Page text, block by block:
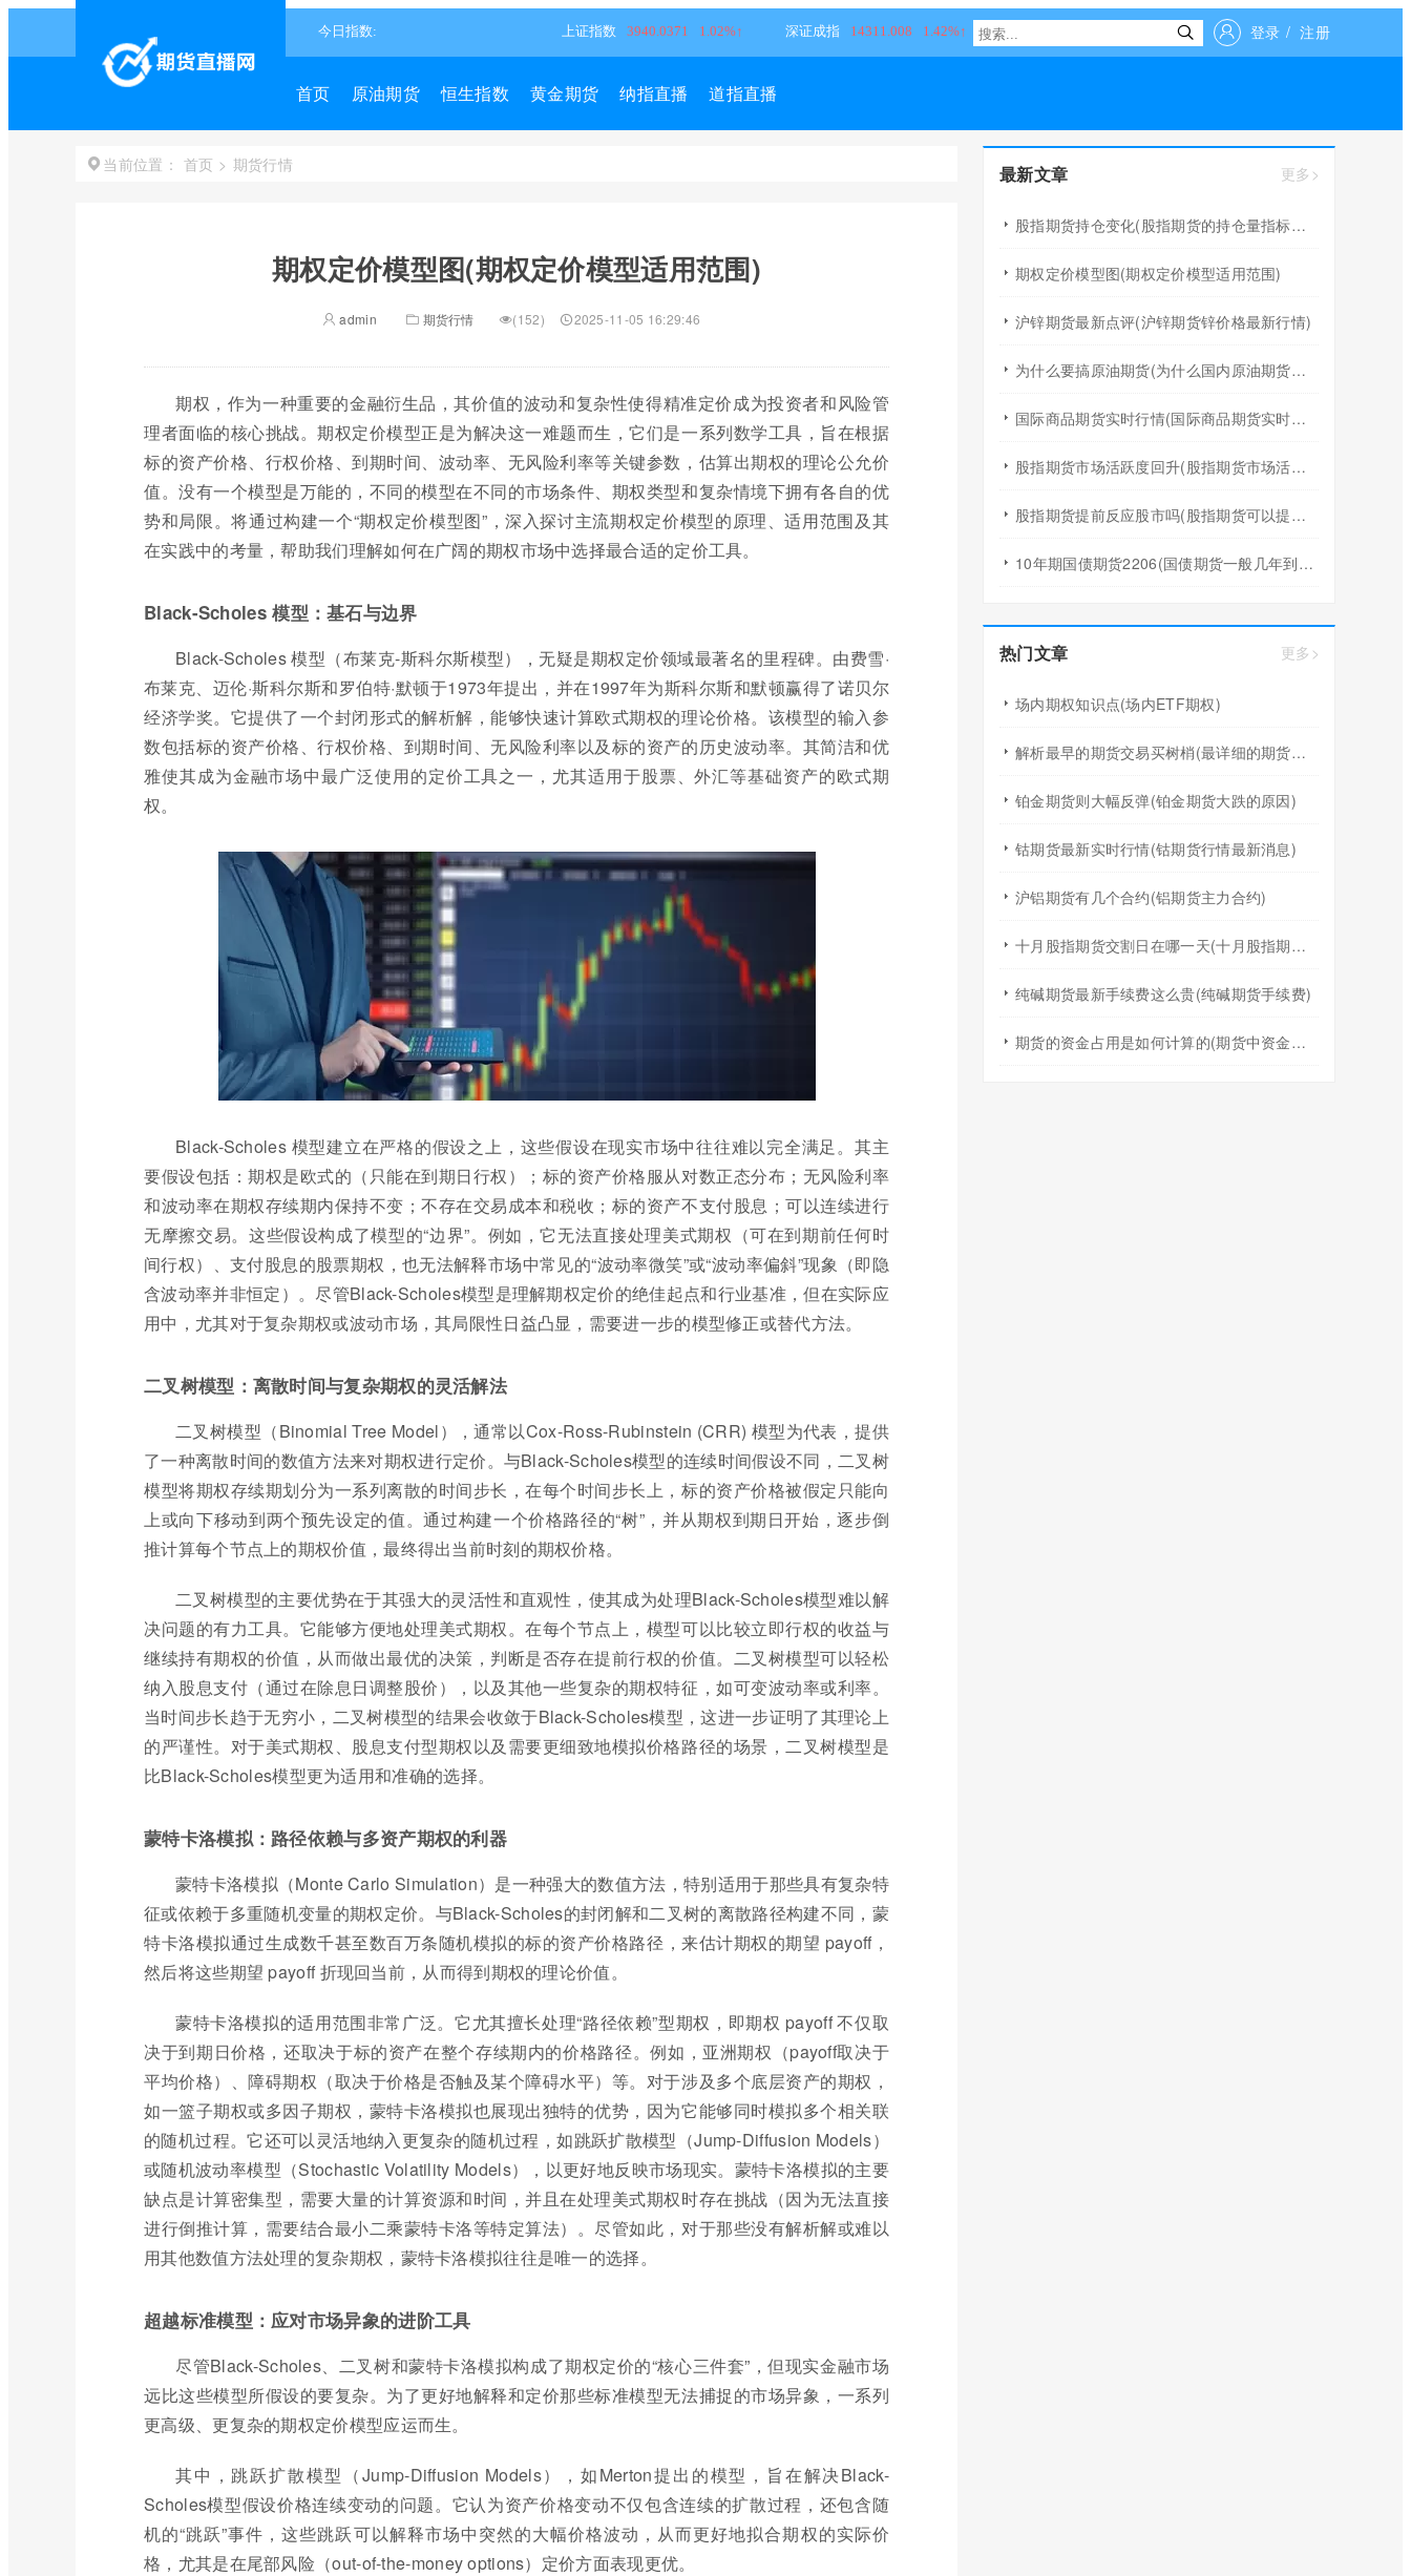
登录 / 注册
首页 原油期货 恒生指数 黄金期货 纳指直播 道指直播
当前位置： 首页 > 期货行情
期权定价模型图(期权定价模型适用范围)
admin 期货行情 (152) 2025-11-05 16:29:46
期权，作为一种重要的金融衍生品，其价值的波动和复杂性使得精准定价成为投资者和风险管
理者面临的核心挑战。期权定价模型正是为解决这一难题而生，它们是一系列数学工具，旨在根据
标的资产价格、行权价格、到期时间、波动率、无风险利率等关键参数，估算出期权的理论公允价
值。没有一个模型是万能的，不同的模型在不同的市场条件、期权类型和复杂情境下拥有各自的优
势和局限。将通过构建一个“期权定价模型图”，深入探讨主流期权定价模型的原理、适用范围及其
在实践中的考量，帮助我们理解如何在广阔的期权市场中选择最合适的定价工具。
Black-Scholes 模型：基石与边界
Black-Scholes 模型（布莱克-斯科尔斯模型），无疑是期权定价领域最著名的里程碑。由费雪·
布莱克、迈伦·斯科尔斯和罗伯特·默顿于1973年提出，并在1997年为斯科尔斯和默顿赢得了诺贝尔
经济学奖。它提供了一个封闭形式的解析解，能够快速计算欧式期权的理论价格。该模型的输入参
数包括标的资产价格、行权价格、到期时间、无风险利率以及标的资产的历史波动率。其简洁和优
雅使其成为金融市场中最广泛使用的定价工具之一，尤其适用于股票、外汇等基础资产的欧式期
权。
Black-Scholes 模型建立在严格的假设之上，这些假设在现实市场中往往难以完全满足。其主
要假设包括：期权是欧式的（只能在到期日行权）；标的资产价格服从对数正态分布；无风险利率
和波动率在期权存续期内保持不变；不存在交易成本和税收；标的资产不支付股息；可以连续进行
无摩擦交易。这些假设构成了模型的“边界”。例如，它无法直接处理美式期权（可在到期前任何时
间行权）、支付股息的股票期权，也无法解释市场中常见的“波动率微笑”或“波动率偏斜”现象（即隐
含波动率并非恒定）。尽管Black-Scholes模型是理解期权定价的绝佳起点和行业基准，但在实际应
用中，尤其对于复杂期权或波动市场，其局限性日益凸显，需要进一步的模型修正或替代方法。
二叉树模型：离散时间与复杂期权的灵活解法
二叉树模型（Binomial Tree Model），通常以Cox-Ross-Rubinstein (CRR) 模型为代表，提供
了一种离散时间的数值方法来对期权进行定价。与Black-Scholes模型的连续时间假设不同，二叉树
模型将期权存续期划分为一系列离散的时间步长，在每个时间步长上，标的资产价格被假定只能向
上或向下移动到两个预先设定的值。通过构建一个价格路径的“树”，并从期权到期日开始，逐步倒
推计算每个节点上的期权价值，最终得出当前时刻的期权价格。
二叉树模型的主要优势在于其强大的灵活性和直观性，使其成为处理Black-Scholes模型难以解
决问题的有力工具。它能够方便地处理美式期权。在每个节点上，模型可以比较立即行权的收益与
继续持有期权的价值，从而做出最优的决策，判断是否存在提前行权的价值。二叉树模型可以轻松
纳入股息支付（通过在除息日调整股价），以及其他一些复杂的期权特征，如可变波动率或利率。
当时间步长趋于无穷小，二叉树模型的结果会收敛于Black-Scholes模型，这进一步证明了其理论上
的严谨性。对于美式期权、股息支付型期权以及需要更细致地模拟价格路径的场景，二叉树模型是
比Black-Scholes模型更为适用和准确的选择。
蒙特卡洛模拟：路径依赖与多资产期权的利器
蒙特卡洛模拟（Monte Carlo Simulation）是一种强大的数值方法，特别适用于那些具有复杂特
征或依赖于多重随机变量的期权定价。与Black-Scholes的封闭解和二叉树的离散路径构建不同，蒙
特卡洛模拟通过生成数千甚至数百万条随机模拟的标的资产价格路径，来估计期权的期望 payoff，
然后将这些期望 payoff 折现回当前，从而得到期权的理论价值。
蒙特卡洛模拟的适用范围非常广泛。它尤其擅长处理“路径依赖”型期权，即期权 payoff 不仅取
决于到期日价格，还取决于标的资产在整个存续期内的价格路径。例如，亚洲期权（payoff取决于
平均价格）、障碍期权（取决于价格是否触及某个障碍水平）等。对于涉及多个底层资产的期权，
如一篮子期权或多因子期权，蒙特卡洛模拟也展现出独特的优势，因为它能够同时模拟多个相关联
的随机过程。它还可以灵活地纳入更复杂的随机过程，如跳跃扩散模型（Jump-Diffusion Models）
或随机波动率模型（Stochastic Volatility Models），以更好地反映市场现实。蒙特卡洛模拟的主要
缺点是计算密集型，需要大量的计算资源和时间，并且在处理美式期权时存在挑战（因为无法直接
进行倒推计算，需要结合最小二乘蒙特卡洛等特定算法）。尽管如此，对于那些没有解析解或难以
用其他数值方法处理的复杂期权，蒙特卡洛模拟往往是唯一的选择。
超越标准模型：应对市场异象的进阶工具
尽管Black-Scholes、二叉树和蒙特卡洛模拟构成了期权定价的“核心三件套”，但现实金融市场
远比这些模型所假设的要复杂。为了更好地解释和定价那些标准模型无法捕捉的市场异象，一系列
更高级、更复杂的期权定价模型应运而生。
其中，跳跃扩散模型（Jump-Diffusion Models），如Merton提出的模型，旨在解决Black-
Scholes模型假设价格连续变动的问题。它认为资产价格变动不仅包含连续的扩散过程，还包含随
机的“跳跃”事件，这些跳跃可以解释市场中突然的大幅价格波动，从而更好地拟合期权的实际价
格，尤其是在尾部风险（out-of-the-money options）定价方面表现更优。
最新文章 更多>
股指期货持仓变化(股指期货的持仓量指标作用)
期权定价模型图(期权定价模型适用范围)
沪锌期货最新点评(沪锌期货锌价格最新行情)
为什么要搞原油期货(为什么国内原油期货价格与国际不一样)
国际商品期货实时行情(国际商品期货实时行情网)
股指期货市场活跃度回升(股指期货市场活跃度回升说明什么)
股指期货提前反应股市吗(股指期货可以提前交割吗)
10年期国债期货2206(国债期货一般几年到期)
热门文章 更多>
场内期权知识点(场内ETF期权)
解析最早的期货交易买树梢(最详细的期货历史行情)
铂金期货则大幅反弹(铂金期货大跌的原因)
钴期货最新实时行情(钴期货行情最新消息)
沪铝期货有几个合约(铝期货主力合约)
十月股指期货交割日在哪一天(十月股指期货哪天结算)
纯碱期货最新手续费这么贵(纯碱期货手续费)
期货的资金占用是如何计算的(期货中资金使用比例)